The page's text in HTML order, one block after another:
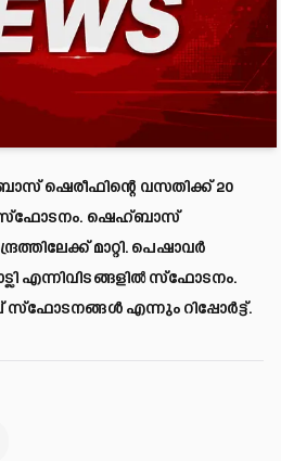
ഷെരീഫിന്റെ വസതിക്ക് 20
സ്‌ഫോടനം. ഷെഹ്ബാസ്
മാറ്റി. പെഷാവർ
എന്നിവിടങ്ങളില്‍ സ്ഫോടനം.
എന്നും റിപ്പോര്‍ട്ട്.